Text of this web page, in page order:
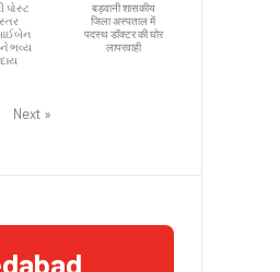
પોસ્ટ
ભવ્ય
बड़वानी शासकीय
जिला अस्पताल में
पदस्थ डॉक्टर की घोर
लापरवाही
Next »